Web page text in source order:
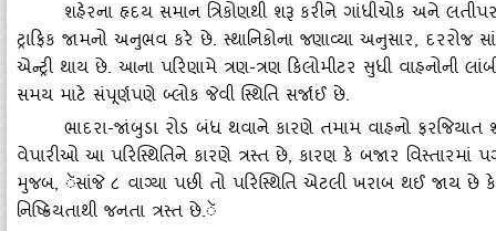
શહેરના હૃદય સમાન ત્રિકોણથી શરૂ કરીને ગાંધીચોક અને
ટ્રાફિક જામનો અનુભવ કરે છે. સ્‍થાનિકોના જણાવ્‍યા અનુસાર, દરરોજ
એન્‍ટ્રી થાય છે. આના પરિણામે ત્રણ-ત્રણ કિલોમીટર સુધી વાહનોની
સમય માટે સંપૂર્ણપણે બ્‍લોક જેવી સ્‍થિતિ સર્જાઈ છે.
ભાદરા-જાંબુડા રોડ બંધ થવાને કારણે તમામ વાહનો
વેપારીઓ આ પરિસ્‍થિતિને કારણે ત્રસ્‍ત છે, કારણ કે બજાર વિસ્‍તારમાં
મુજબ, ૅસાંજે ૮ વાગ્‍યા પછી તો પરિસ્‍થિતિ એટલી ખરાબ થઈ જાય છે
નિષ્‍ક્રિયતાથી જનતા ત્રસ્‍ત છે.ૅ